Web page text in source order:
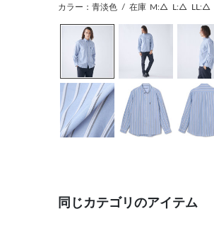
カラー：青淡色 / 在庫 M:△ L:△ LL:△
同じカテゴリのアイテム